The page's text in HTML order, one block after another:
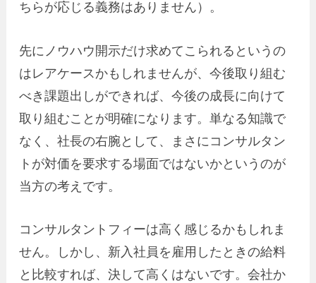
ちらが応じる義務はありません）。
先にノウハウ開示だけ求めてこられるというの
はレアケースかもしれませんが、今後取り組む
べき課題出しができれば、今後の成長に向けて
取り組むことが明確になります。単なる知識で
なく、社長の右腕として、まさにコンサルタン
トが対価を要求する場面ではないかというのが
当方の考えです。
コンサルタントフィーは高く感じるかもしれま
せん。しかし、新入社員を雇用したときの給料
と比較すれば、決して高くはないです。会社か